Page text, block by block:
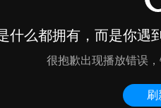
什么都拥有，而是你遇
很抱歉出现播放错误，
刷